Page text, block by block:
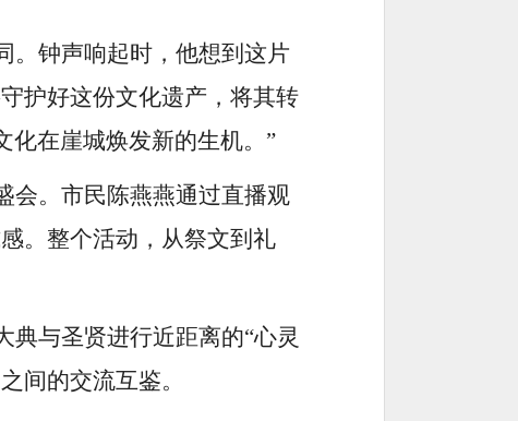
。钟声响起时，他想到这片
护好这份文化遗产，将其转
化在崖城焕发新的生机。”
会。市民陈燕燕通过直播观
。整个活动，从祭文到礼
典与圣贤进行近距离的“心灵
间的交流互鉴。